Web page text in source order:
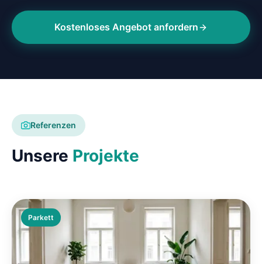
Kostenloses Angebot anfordern
Referenzen
Unsere Projekte
Parkett